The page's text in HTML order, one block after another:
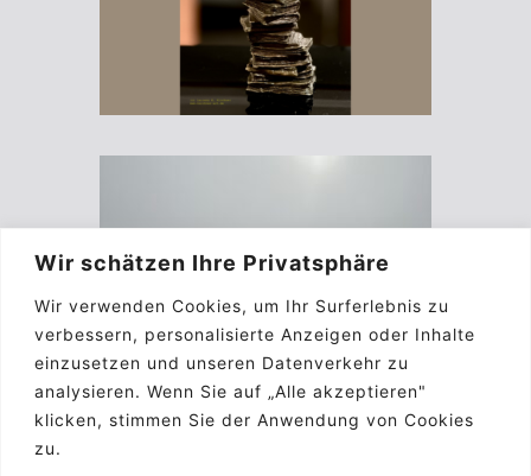
Wir schätzen Ihre Privatsphäre
Wir verwenden Cookies, um Ihr Surferlebnis zu
verbessern, personalisierte Anzeigen oder Inhalte
einzusetzen und unseren Datenverkehr zu
analysieren. Wenn Sie auf „Alle akzeptieren"
klicken, stimmen Sie der Anwendung von Cookies
zu.